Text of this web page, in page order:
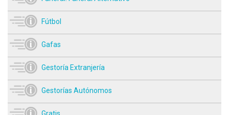
Fútbol
Gafas
Gestoría Extranjería
Gestorías Autónomos
Gratis